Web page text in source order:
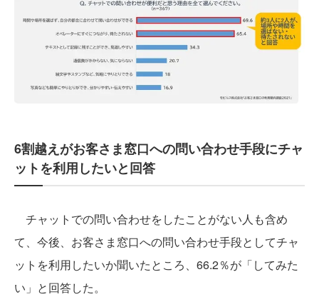
6割越えがお客さま窓口への問い合わせ手段にチャ
ットを利用したいと回答
チャットでの問い合わせをしたことがない人も含め
て、今後、お客さま窓口への問い合わせ手段としてチャ
ットを利用したいか聞いたところ、66.2％が「してみた
い」と回答した。